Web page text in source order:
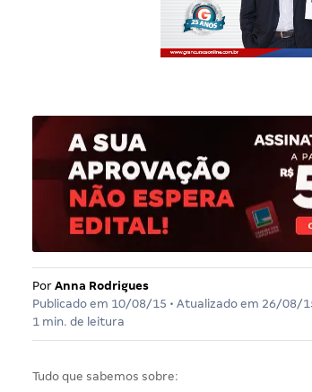
Por Anna Rodrigues
Publicado em 10/08/15 • Atualizado em 26/08/
1 min. de leitura
Tudo que sabemos sobre: